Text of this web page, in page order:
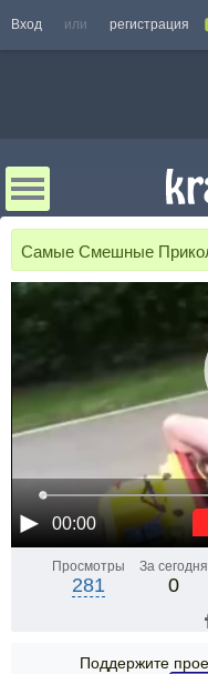
Вход или регистрация
Самые Смешные
00:00
Просмотры
281
За сегодня
0
Поддержите